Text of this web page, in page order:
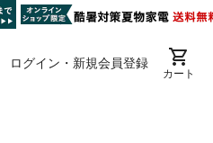
ログイン・新規会員登録
カート